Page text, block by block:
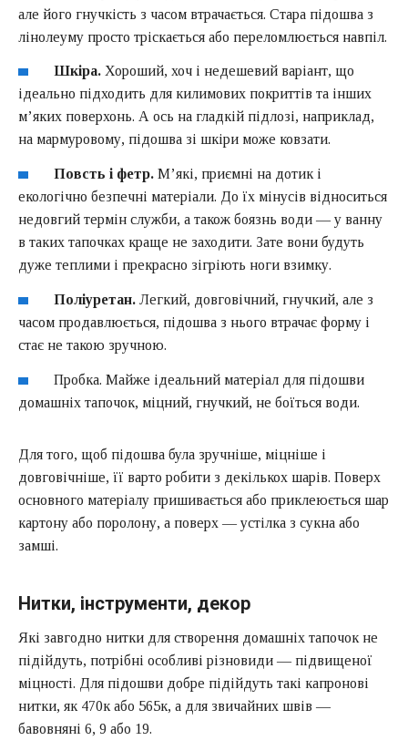
але його гнучкість з часом втрачається. Стара підошва з
лінолеуму просто тріскається або переломлюється навпіл.
Шкіра. Хороший, хоч і недешевий варіант, що
ідеально підходить для килимових покриттів та інших
м’яких поверхонь. А ось на гладкій підлозі, наприклад,
на мармуровому, підошва зі шкіри може ковзати.
Повсть і фетр.М’які, приємні на дотик і
екологічно безпечні матеріали. До їх мінусів відноситься
недовгий термін служби, а також боязнь води — у ванну
в таких тапочках краще не заходити. Зате вони будуть
дуже теплими і прекрасно зігріють ноги взимку.
Поліуретан.Легкий, довговічний, гнучкий, але з
часом продавлюється, підошва з нього втрачає форму і
стає не такою зручною.
Пробка. Майже ідеальний матеріал для підошви
домашніх тапочок, міцний, гнучкий, не боїться води.
Для того, щоб підошва була зручніше, міцніше і
довговічніше, її варто робити з декількох шарів. Поверх
основного матеріалу пришивається або приклеюється шар
картону або поролону, а поверх — устілка з сукна або
замші.
Нитки, інструменти, декор
Які завгодно нитки для створення домашніх тапочок не
підійдуть, потрібні особливі різновиди — підвищеної
міцності. Для підошви добре підійдуть такі капронові
нитки, як 470к або 565к, а для звичайних швів —
бавовняні 6, 9 або 19.